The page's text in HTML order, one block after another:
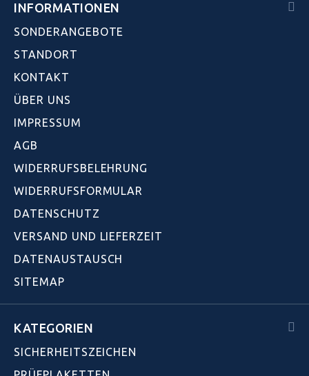
INFORMATIONEN
SONDERANGEBOTE
STANDORT
KONTAKT
ÜBER UNS
IMPRESSUM
AGB
WIDERRUFSBELEHRUNG
WIDERRUFSFORMULAR
DATENSCHUTZ
VERSAND UND LIEFERZEIT
DATENAUSTAUSCH
SITEMAP
KATEGORIEN
SICHERHEITSZEICHEN